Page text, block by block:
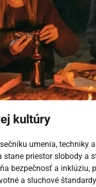
kultúry
umenia, techniky
stane priestor slobody a
bezpečnosť a
a sluchové